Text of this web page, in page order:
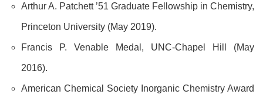
Arthur A. Patchett ’51 Graduate Fellowship in Chemistry,
Princeton University (May 2019).
Francis P. Venable Medal, UNC-Chapel Hill (May
2016).
American Chemical Society Inorganic Chemistry Award